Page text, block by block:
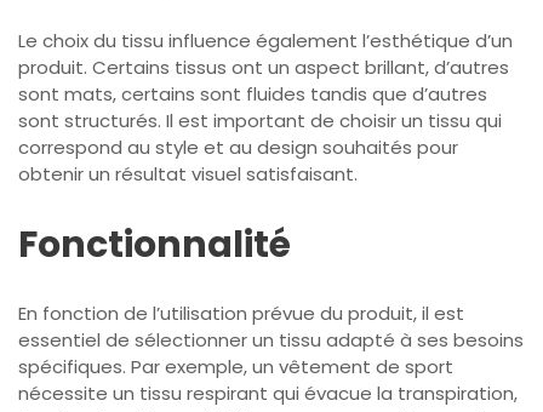
Le choix du tissu influence également l’esthétique d’un
produit. Certains tissus ont un aspect brillant, d’autres
sont mats, certains sont fluides tandis que d’autres
sont structurés. Il est important de choisir un tissu qui
correspond au style et au design souhaités pour
obtenir un résultat visuel satisfaisant.
Fonctionnalité
En fonction de l’utilisation prévue du produit, il est
essentiel de sélectionner un tissu adapté à ses besoins
spécifiques. Par exemple, un vêtement de sport
nécessite un tissu respirant qui évacue la transpiration,